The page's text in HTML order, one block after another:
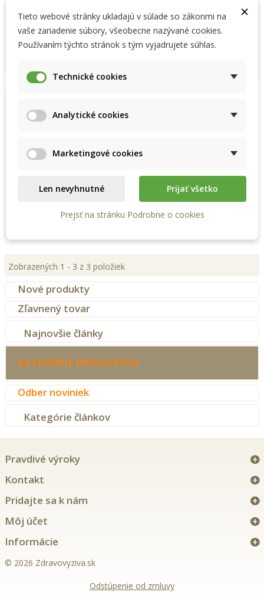
KATEGÓRIE PRODUKTOV
Odber noviniek
Kategórie článkov
Vložiť do košíka
23,50 €
Vložiť do košíka
Drags Imun kvapky 30 ml
Energy
Vložiť do košíka
Pridať k obľúbeným
Zobrazených 1 - 3 z 3 položiek
Nové produkty
Zľavnený tovar
Najnovšie články
Pravdivé výroky
Kontakt
Pridajte sa k nám
Môj účet
Informácie
© 2026 Zdravovyziva.sk
Odstúpenie od zmluvy
×
Tieto webové stránky ukladajú v súlade so zákonmi na
vaše zariadenie súbory, všeobecne nazývané cookies.
Používaním týchto stránok s tým vyjadrujete súhlas.
Technické cookies
Analytické cookies
Marketingové cookies
Len nevyhnutné Prijať všetko
Prejsť na stránku Podrobne o cookies